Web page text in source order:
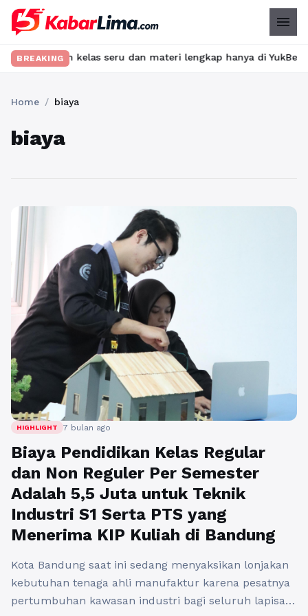
menu
BREAKING
kelas seru dan materi lengkap hanya di
Home / biaya
biaya
HIGHLIGHT 7 bulan ago
Biaya Pendidikan Kelas Regular
dan Non Reguler Per Semester
Adalah 5,5 Juta untuk Teknik
Industri S1 Serta PTS yang
Menerima KIP Kuliah di Bandung
Kota Bandung saat ini sedang menyaksikan lonjakan
kebutuhan tenaga ahli manufaktur karena pesatnya
pertumbuhan kawasan industri bagi seluruh lapisan